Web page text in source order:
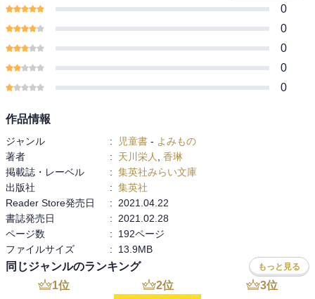
0
0
0
0
0
作品情報
ジャンル : 児童書 - よみもの
著者
: 天川栄人
香琳
掲載誌・レーベル
: 集英社みらい文庫
出版社
: 集英社
Reader Store発売日
:
2021.04.22
書誌発売日
:
2021.02.28
ページ数
:
192ページ
ファイルサイズ
: 13.9MB
同じジャンルのランキング もっと見る
1位 2位 3位